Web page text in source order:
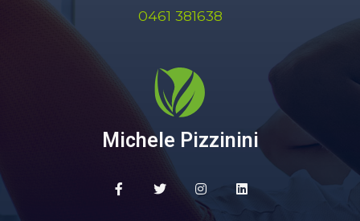
0461 381638
Michele Pizzinini